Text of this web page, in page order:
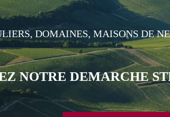
DOMAINES, MAISONS DE
NOTRE DEMARCHE